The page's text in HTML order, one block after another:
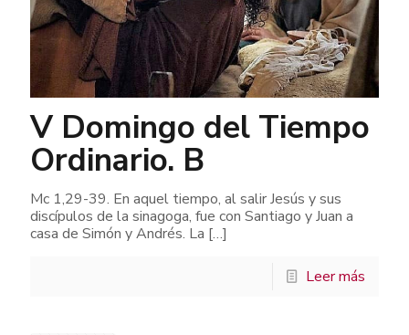
V Domingo del Tiempo
Ordinario. B
Mc 1,29-39. En aquel tiempo, al salir Jesús y sus
discípulos de la sinagoga, fue con Santiago y Juan a
casa de Simón y Andrés. La […]
Leer más